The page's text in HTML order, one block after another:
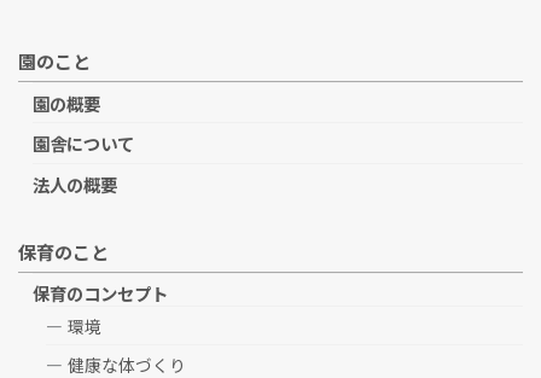
園のこと
園の概要
園舎について
法人の概要
保育のこと
保育のコンセプト
環境
健康な体づくり